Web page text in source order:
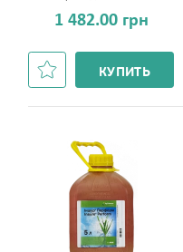
1 482.00 грн
КУПИТЬ